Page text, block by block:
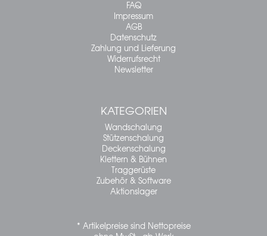
FAQ
Impressum
AGB
Datenschutz
Zahlung und Lieferung
Widerrufsrecht
Newsletter
KATEGORIEN
Wandschalung
Stützenschalung
Deckenschalung
Klettern & Bühnen
Traggerüste
Zubehör & Software
Aktionslager
* Artikelpreise sind Nettopreise